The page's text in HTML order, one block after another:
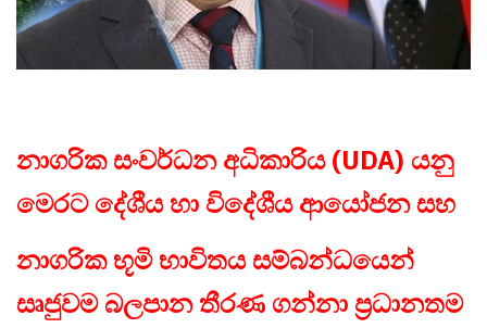
නාගරික සංවර්ධන අධිකාරිය (UDA) යනු
මෙරට දේශීය හා විදේශීය ආයෝජන සහ
නාගරික භූමි භාවිතය සම්බන්ධයෙන්
සෘජුවම බලපාන තීරණ ගන්නා ප්‍රධානතම